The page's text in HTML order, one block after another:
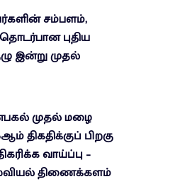
சம்பளம்,
புதிய
இன்று முதல்
முதல் மழை
திகதிக்குப் பிறகு
வாய்ப்பு –
திணைக்களம்